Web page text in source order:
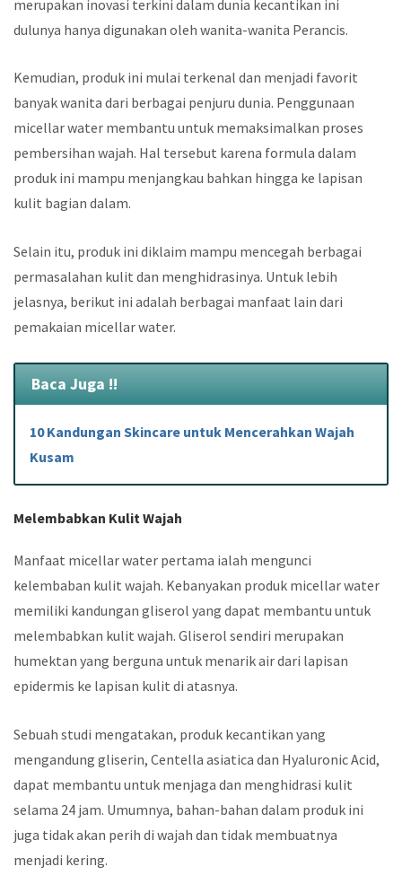
merupakan inovasi terkini dalam dunia kecantikan ini
dulunya hanya digunakan oleh wanita-wanita Perancis.
Kemudian, produk ini mulai terkenal dan menjadi favorit
banyak wanita dari berbagai penjuru dunia. Penggunaan
micellar water membantu untuk memaksimalkan proses
pembersihan wajah. Hal tersebut karena formula dalam
produk ini mampu menjangkau bahkan hingga ke lapisan
kulit bagian dalam.
Selain itu, produk ini diklaim mampu mencegah berbagai
permasalahan kulit dan menghidrasinya. Untuk lebih
jelasnya, berikut ini adalah berbagai manfaat lain dari
pemakaian micellar water.
Baca Juga !!
10 Kandungan Skincare untuk Mencerahkan Wajah
Kusam
Melembabkan Kulit Wajah
Manfaat micellar water pertama ialah mengunci
kelembaban kulit wajah. Kebanyakan produk micellar water
memiliki kandungan gliserol yang dapat membantu untuk
melembabkan kulit wajah. Gliserol sendiri merupakan
humektan yang berguna untuk menarik air dari lapisan
epidermis ke lapisan kulit di atasnya.
Sebuah studi mengatakan, produk kecantikan yang
mengandung gliserin, Centella asiatica dan Hyaluronic Acid,
dapat membantu untuk menjaga dan menghidrasi kulit
selama 24 jam. Umumnya, bahan-bahan dalam produk ini
juga tidak akan perih di wajah dan tidak membuatnya
menjadi kering.